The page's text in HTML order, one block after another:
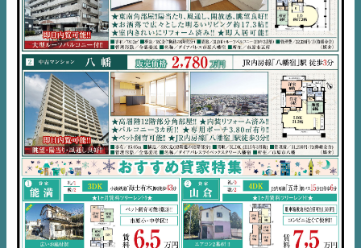
NEWS
EVENT
住宅情報誌ミッケル
市原エリア
千葉エリア
内房エリア
デジタルサイネージ